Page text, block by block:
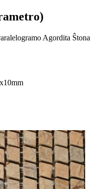
Agordita Ŝtona